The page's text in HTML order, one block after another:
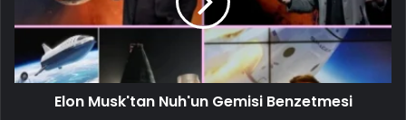
Elon Musk'tan Nuh'un Gemisi Benzetmesi